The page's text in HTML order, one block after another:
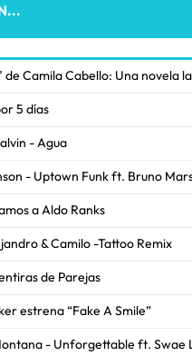
de Camila Cabello: Una novela
5 días
- Agua
- Uptown Funk ft. Bruno
a Aldo Ranks
& Camilo -Tattoo Remix
de Parejas
estrena “Fake A Smile”
- Unforgettable ft. Swae